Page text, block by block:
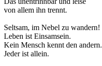
von allem ihn trennt.
Seltsam, im Nebel zu wandern!
Leben ist Einsamsein.
Kein Mensch kennt den andern.
Jeder ist allein.